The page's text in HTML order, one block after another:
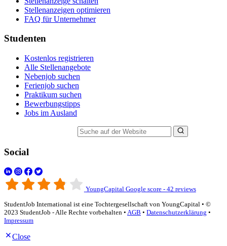
Stellenanzeigen optimieren
FAQ für Unternehmer
Studenten
Kostenlos registrieren
Alle Stellenangebote
Nebenjob suchen
Ferienjob suchen
Praktikum suchen
Bewerbungstipps
Jobs im Ausland
Social
YoungCapital Google score - 42 reviews
StudentJob International ist eine Tochtergesellschaft von YoungCapital • ©
2023 StudentJob - Alle Rechte vorbehalten • AGB • Datenschutzerklärung •
Impressum
Close